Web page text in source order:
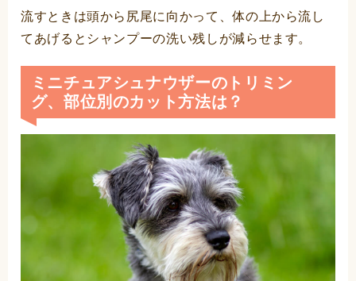
流すときは頭から尻尾に向かって、体の上から流し
てあげるとシャンプーの洗い残しが減らせます。
ミニチュアシュナウザーのトリミン
グ、部位別のカット方法は？